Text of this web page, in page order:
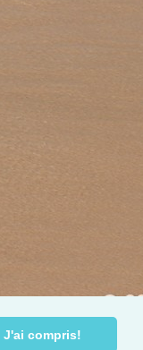
J'ai compris!